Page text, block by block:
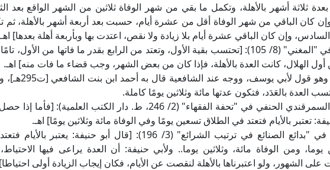
ثلاثة أشهر بالأهلة، وتكمل ما بقي من شهر الوفاة ثلاثين من الشهر الواقع بعد
كان الباقي من شهر الوفاة أقل من عشرة أيام، حسبت بعد أربعة أشهر بالأهلة، ثم
وإن كان الباقي عشرة أيام بلا زيادة ولا نقص، اعتدت بها وبأربعة أهلة بعدها]
وقال الإمام ابن قدامة في "المغني" (8/ 105): [تحتسب بقية الأول، وتعتد من الرابع بقدر ما فاتها من الأول،
أول الهلال، كانت العدة بالأهلة، فإذا كان من بعض الشهر، وجب قضاء ما فات منه] اهـ.
وذهب الإمام أبو حنفية، وهو قول لأبي يوسف، ووجه عند
العدة بالعَدَد، فتكون عدتها مائة وثلاثين يومًا كاملة.
قال العلامة علاء الدين السمرقندي الحنفي في "تحفة الفقهاء" (2/ 246، ط. دار الكتب العلمية):
تعتبر بالأيام فتعتد في الطلاق تسعين يومًا وفي الوفاة مائة وثلاثين يومًا] اهـ.
وقال العلامة الكاساني في "بدائع الصنائع في ترتيب الشرائع" (3/ 196): [قال أبو حنيفة: يعتبر
ومن الوفاة مائة، وثلاثين يوما.. ولأبي حنيفة: أن العدة يراعى فيها
على الشهور، ولو اعتبرناها بالأهلة لنقصت عن الأيام، فكان إيجاب الزيادة أولى